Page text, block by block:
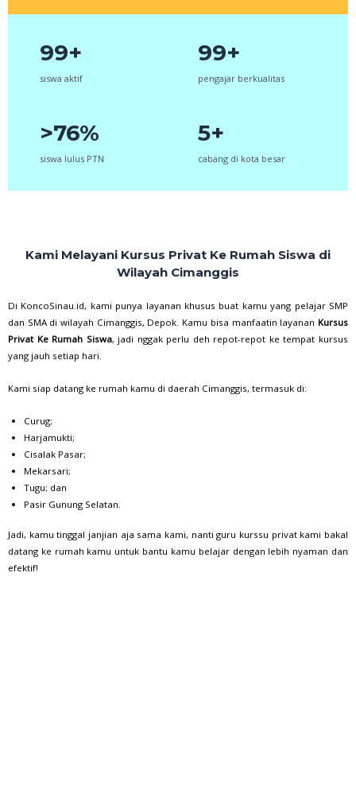
99+
siswa aktif
>76%
siswa lulus PTN
99+
pengajar berkualitas
5+
cabang di kota besar
Kami Melayani Kursus Privat Ke Rumah Siswa di
Wilayah Cimanggis
Di KoncoSinau.id, kami punya layanan khusus buat kamu yang pelajar SMP
dan SMA di wilayah Cimanggis, Depok. Kamu bisa manfaatin layanan Kursus
Privat Ke Rumah Siswa, jadi nggak perlu deh repot-repot ke tempat kursus
yang jauh setiap hari.
Kami siap datang ke rumah kamu di daerah Cimanggis, termasuk di:
Curug;
Harjamukti;
Cisalak Pasar;
Mekarsari;
Tugu; dan
Pasir Gunung Selatan.
Jadi, kamu tinggal janjian aja sama kami, nanti guru kurssu privat kami bakal
datang ke rumah kamu untuk bantu kamu belajar dengan lebih nyaman dan
efektif!